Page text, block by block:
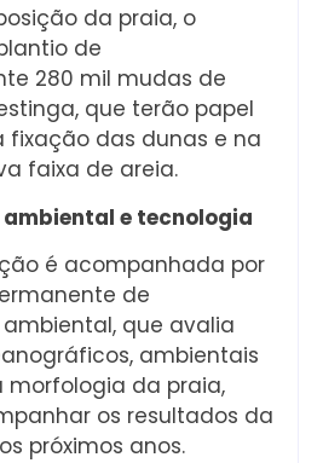
da praia, o
de
280 mil mudas de
que terão papel
das dunas e na
faixa de areia.
e tecnologia
é acompanhada por
de
que avalia
ambientais
morfologia da praia,
os resultados da
próximos anos.